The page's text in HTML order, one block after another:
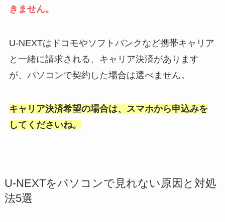
きません。
U-NEXTはドコモやソフトバンクなど携帯キャリア
と一緒に請求される、キャリア決済があります
が、パソコンで契約した場合は選べません。
キャリア決済希望の場合は、スマホから申込みを
してくださいね。
U-NEXTをパソコンで見れない原因と対処
法5選